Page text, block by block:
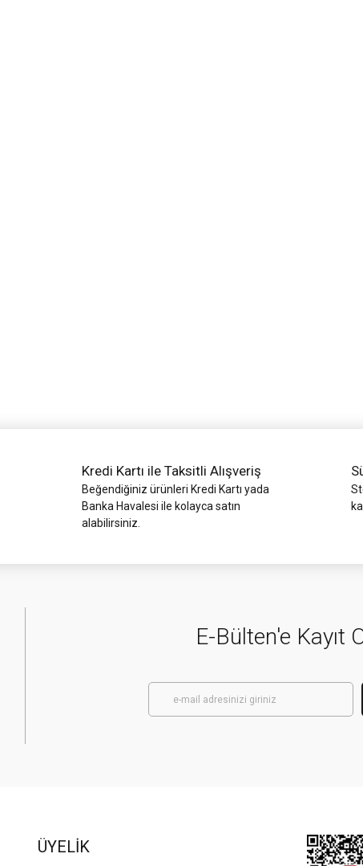
Kredi Kartı ile Taksitli Alışveriş
Beğendiğiniz ürünleri Kredi Kartı yada
Banka Havalesi ile kolayca satın
alabilirsiniz.
E-Bülten'e Kayıt
ÜYELİK